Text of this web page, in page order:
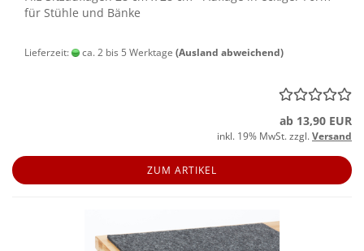
für Stüh­le und Bänke
Lieferzeit: ca. 2 bis 5 Werktage (Ausland abweichend)
ab 13,90 EUR
inkl. 19% MwSt. zzgl.Versand
ZUM ARTIKEL